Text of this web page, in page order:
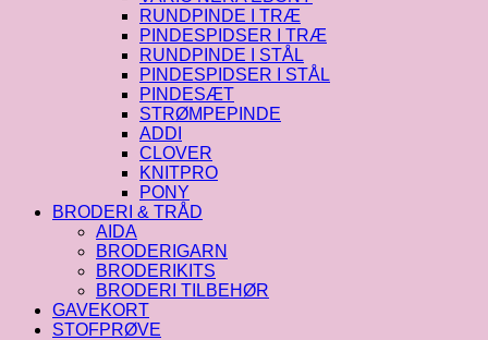
RUNDPINDE I TRÆ
PINDESPIDSER I TRÆ
RUNDPINDE I STÅL
PINDESPIDSER I STÅL
PINDESÆT
STRØMPEPINDE
ADDI
CLOVER
KNITPRO
PONY
BRODERI & TRÅD
AIDA
BRODERIGARN
BRODERIKITS
BRODERI TILBEHØR
GAVEKORT
STOFPRØVE